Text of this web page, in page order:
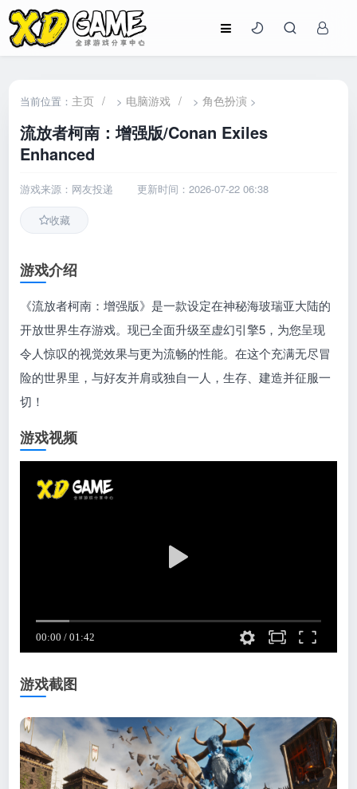
当前位置： 主页 / > 电脑游戏 / >角色扮演 >
流放者柯南：增强版/Conan Exiles
Enhanced
游戏来源：网友投递 更新时间：2026-07-22 06:38
收藏
游戏介绍
《流放者柯南：增强版》是一款设定在神秘海玻瑞亚大陆的
开放世界生存游戏。现已全面升级至虚幻引擎5，为您呈现
令人惊叹的视觉效果与更为流畅的性能。在这个充满无尽冒
险的世界里，与好友并肩或独自一人，生存、建造并征服一
切！
游戏视频
游戏截图